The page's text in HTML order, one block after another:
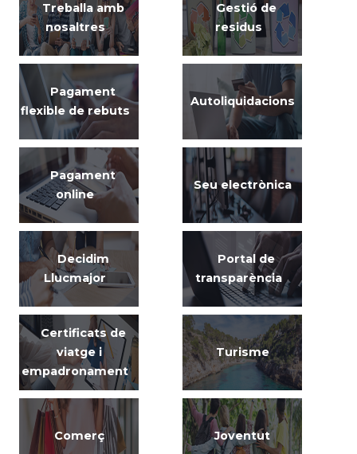
Treballa amb
nosaltres
Gestió de
residus
Pagament
flexible de rebuts
Autoliquidacions
Pagament
online
Seu electrònica
Decidim
Llucmajor
Portal de
transparència
Certificats de
viatge i
empadronament
Turisme
Comerç Joventut